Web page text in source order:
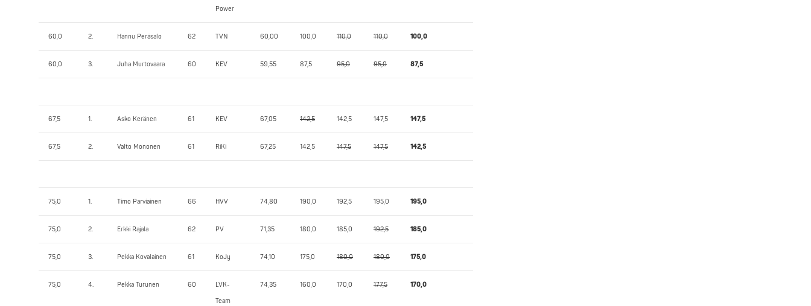
Power
60,0 2. Hannu Peräsalo 62 TVN 60,00 100,0 110,0 110,0 100,0
60,0 3. Juha Murtovaara 60 KEV 59,55 87,5 95,0 95,0 87,5
67,5 1. Asko Keränen 61 KEV 67,05 142,5 142,5 147,5 147,5
67,5 2. Valto Mononen 61 RiKi 67,25 142,5 147,5 147,5 142,5
75,0 1. Timo Parviainen 66 HVV 74,80 190,0 192,5 195,0 195,0
75,0 2. Erkki Rajala 62 PV 71,35 180,0 185,0 192,5 185,0
75,0 3. Pekka Kovalainen 61 KoJy 74,10 175,0 180,0 180,0 175,0
75,0 4. Pekka Turunen 60 LVK-
Team
74,35 160,0 170,0 177,5 170,0